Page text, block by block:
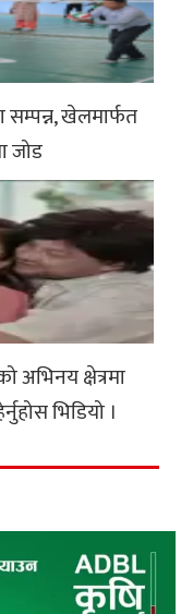
सम्पन्न, खेलमार्फत
जोड
क्षेत्रमा
भिडियो ।